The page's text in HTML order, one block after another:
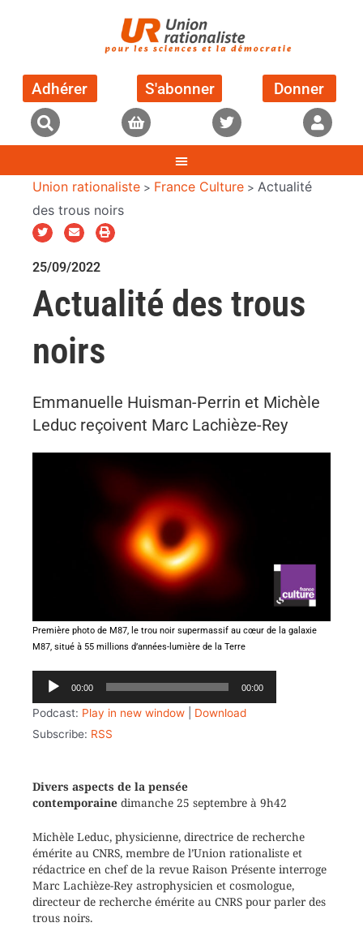
Adhérer S'abonner Donner
Union rationaliste > France Culture > Actualité
des trous noirs
25/09/2022
Actualité des trous
noirs
Emmanuelle Huisman-Perrin et Michèle
Leduc reçoivent Marc Lachièze-Rey
Première photo de M87, le trou noir supermassif au cœur de la galaxie
M87, situé à 55 millions d’années-lumière de la Terre
Lecteur
audio
00:00 00:00
Podcast: Play in new window
Download
Subscribe: RSS
Divers aspects de la pensée
contemporaine dimanche 25 septembre à 9h42
Michèle Leduc, physicienne, directrice de recherche
émérite au CNRS, membre de l’Union rationaliste et
rédactrice en chef de la revue Raison Présente interroge
Marc Lachièze-Rey astrophysicien et cosmologue,
directeur de recherche émérite au CNRS pour parler des
trous noirs.